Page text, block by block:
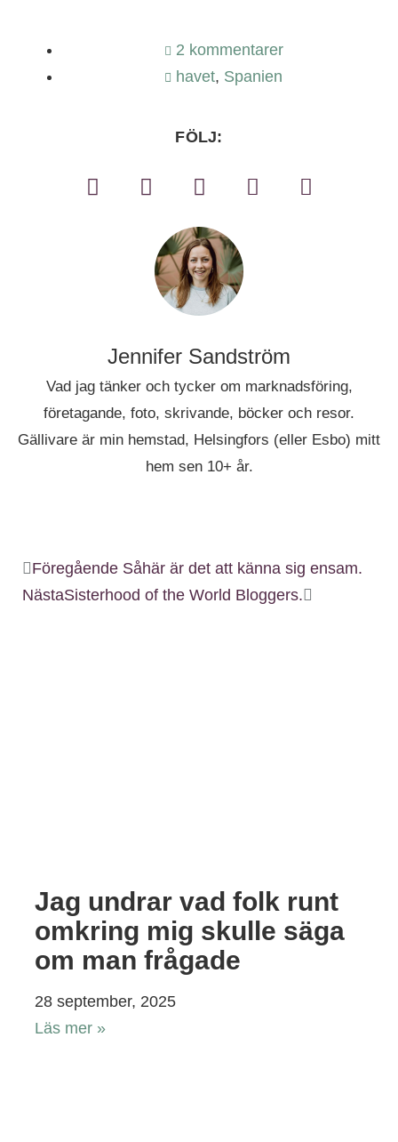
2 kommentarer
havet, Spanien
FÖLJ:
Jennifer Sandström
Vad jag tänker och tycker om marknadsföring,
företagande, foto, skrivande, böcker och resor.
Gällivare är min hemstad, Helsingfors (eller Esbo) mitt
hem sen 10+ år.
Föregående Såhär är det att känna sig ensam.
NästaSisterhood of the World Bloggers.
Jag undrar vad folk runt
omkring mig skulle säga
om man frågade
28 september, 2025
Läs mer »